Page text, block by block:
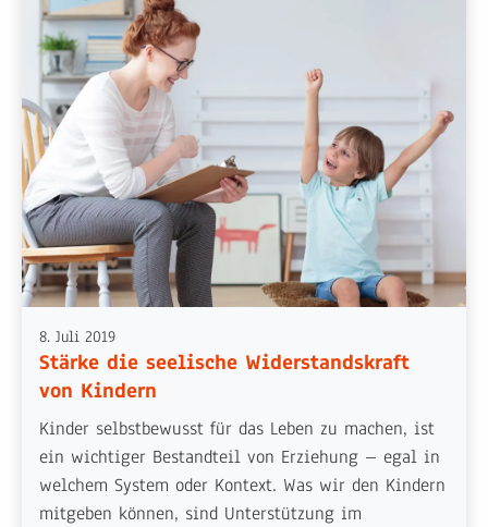
8. Juli 2019
Stärke die seelische Widerstandskraft
von Kindern
Kinder selbstbewusst für das Leben zu machen, ist
ein wichtiger Bestandteil von Erziehung – egal in
welchem System oder Kontext. Was wir den Kindern
mitgeben können, sind Unterstützung im